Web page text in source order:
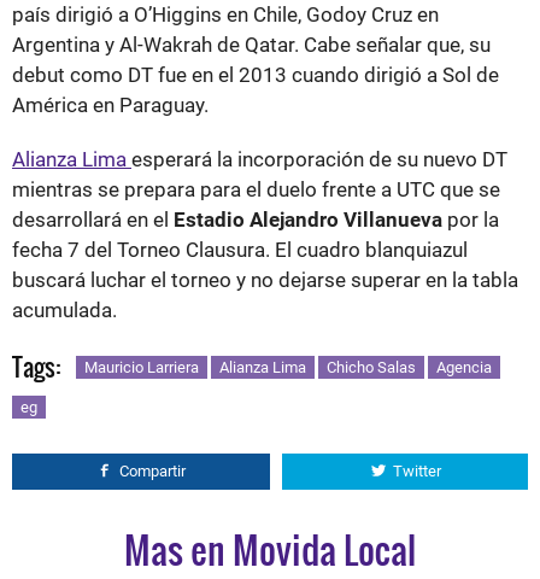
país dirigió a O’Higgins en Chile, Godoy Cruz en
Argentina y Al-Wakrah de Qatar. Cabe señalar que, su
debut como DT fue en el 2013 cuando dirigió a Sol de
América en Paraguay.
Alianza Lima esperará la incorporación de su nuevo DT
mientras se prepara para el duelo frente a UTC que se
desarrollará en el Estadio Alejandro Villanueva por la
fecha 7 del Torneo Clausura. El cuadro blanquiazul
buscará luchar el torneo y no dejarse superar en la tabla
acumulada.
Tags: Mauricio Larriera Alianza Lima Chicho Salas Agencia
eg
Compartir Twitter
Mas en Movida Local